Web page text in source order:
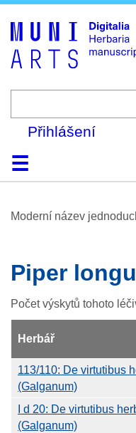
Přihlášení
DomůProhlížení
O platformě
Nápověda
Kontakt
Moderní název
Piper
Počet výskytů tohoto
Herbář
113/110: De virtutibus
(Galganum)
I d 20: De virtutibus
(Galganum)